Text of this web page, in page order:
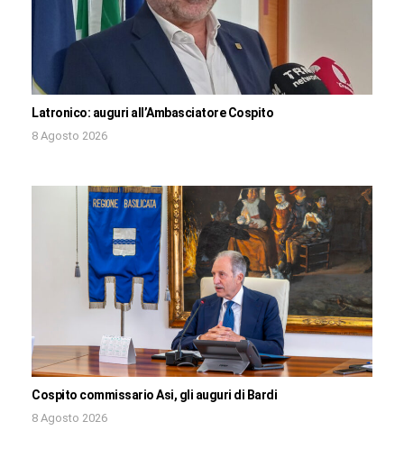
Latronico: auguri all’Ambasciatore Cospito
8 Agosto 2026
Cospito commissario Asi, gli auguri di Bardi
8 Agosto 2026